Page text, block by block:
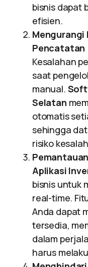
bisnis dapat
efisien.
Mengurangi
Pencatatan
Kesalahan
saat
manual.
Selatan
otomatis
sehingga
risiko
Aplikasi
bisnis untuk
real-time.
Anda dapat
tersedia,
dalam
harus